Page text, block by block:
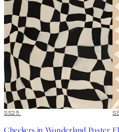
50%*
SS25
Checkers in Wonderland Poster